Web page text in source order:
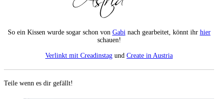
So ein Kissen wurde sogar schon von Gabi nach gearbeitet, könnt ihr hier
schauen!
Verlinkt mit Creadinstag und Create in Austria
Teile wenn es dir gefällt!